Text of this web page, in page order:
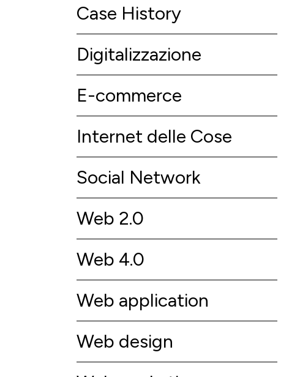
Case History
Digitalizzazione
E-commerce
Internet delle Cose
Social Network
Web 2.0
Web 4.0
Web application
Web design